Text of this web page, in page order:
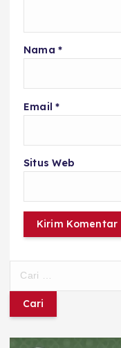
Nama *
Email *
Situs Web
i